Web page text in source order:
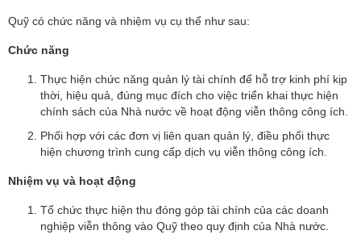
Quỹ có chức năng và nhiệm vụ cụ thể như sau:
Chức năng
Thực hiện chức năng quản lý tài chính để hỗ trợ kinh phí kịp
thời, hiệu quả, đúng mục đích cho việc triển khai thực hiện
chính sách của Nhà nước về hoạt động viễn thông công ích.
Phối hợp với các đơn vị liên quan quản lý, điều phối thực
hiện chương trình cung cấp dịch vụ viễn thông công ích.
Nhiệm vụ và hoạt động
Tổ chức thực hiện thu đóng góp tài chính của các doanh
nghiệp viễn thông vào Quỹ theo quy định của Nhà nước.